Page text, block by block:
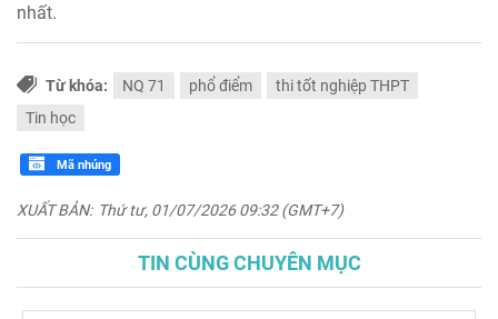
nhất.
Từ khóa: NQ 71 phổ điểm
thi tốt nghiệp THPT
Tin học
Mã nhúng
XUẤT BẢN: Thứ tư, 01/07/2026 09:32 (GMT+7)
TIN CÙNG CHUYÊN MỤC